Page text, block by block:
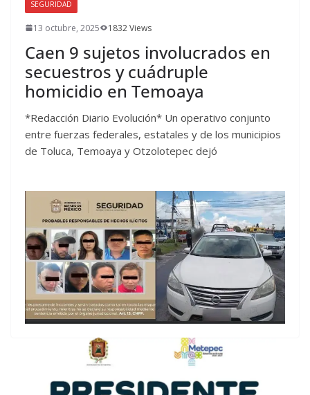
SEGURIDAD
13 octubre, 2025 1832 Views
Caen 9 sujetos involucrados en
secuestros y cuádruple
homicidio en Temoaya
*Redacción Diario Evolución* Un operativo conjunto
entre fuerzas federales, estatales y de los municipios
de Toluca, Temoaya y Otzolotepec dejó